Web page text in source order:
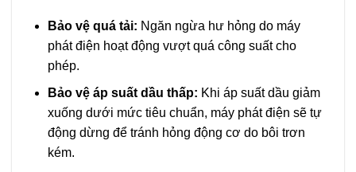
Bảo vệ quá tải: Ngăn ngừa hư hỏng do máy
phát điện hoạt động vượt quá công suất cho
phép.
Bảo vệ áp suất dầu thấp: Khi áp suất dầu giảm
xuống dưới mức tiêu chuẩn, máy phát điện sẽ tự
động dừng để tránh hỏng động cơ do bôi trơn
kém.